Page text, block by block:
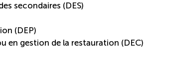
secondaires (DES)
(DEP)
en gestion de la restauration (DEC)